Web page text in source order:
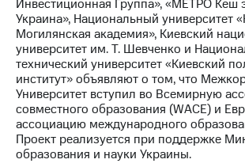
МТС
о технологиях
Достижения
Интервью
Финансовая
отчетность
Инвестиционная Группа», «МЕТРО Кеш
Украина», Национальный университет
Могилянская академия», Киевский
университет им. Т. Шевченко и
технический университет «Киевский
институт» объявляют о том, что
Университет вступил во Всемирную
совместного образования (WACE) и
ассоциацию международного
Проект реализуется при поддержке
образования и науки Украины.